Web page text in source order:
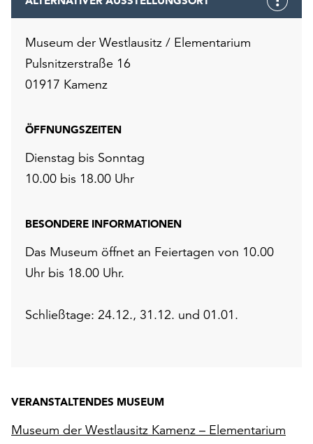
Museum der Westlausitz / Elementarium
Pulsnitzerstraße 16
01917 Kamenz
ÖFFNUNGSZEITEN
Dienstag bis Sonntag
10.00 bis 18.00 Uhr
BESONDERE INFORMATIONEN
Das Museum öffnet an Feiertagen von 10.00
Uhr bis 18.00 Uhr.
Schließtage: 24.12., 31.12. und 01.01.
VERANSTALTENDES MUSEUM
Museum der Westlausitz Kamenz – Elementarium